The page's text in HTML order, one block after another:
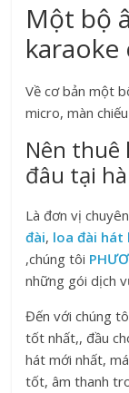
Một bộ
karaoke
Về cơ bản một
micro, màn
Nên thuê
đâu tại
Là đơn vị
đài, loa đài hát
,chúng tôi
những gói dịch
Đến với chúng
tốt nhất,, đầu
hát mới nhất,
tốt, âm thanh